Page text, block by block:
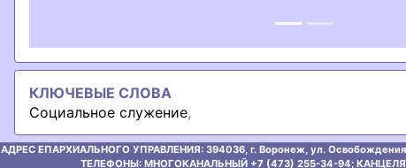
КЛЮЧЕВЫЕ СЛОВА
Социальное служение,
АДРЕС ЕПАРХИАЛЬНОГО УПРАВЛЕНИЯ: 394036, г. Воронеж, ул.
ТЕЛЕФОНЫ: МНОГОКАНАЛЬНЫЙ +7 (473) 255-34-94;